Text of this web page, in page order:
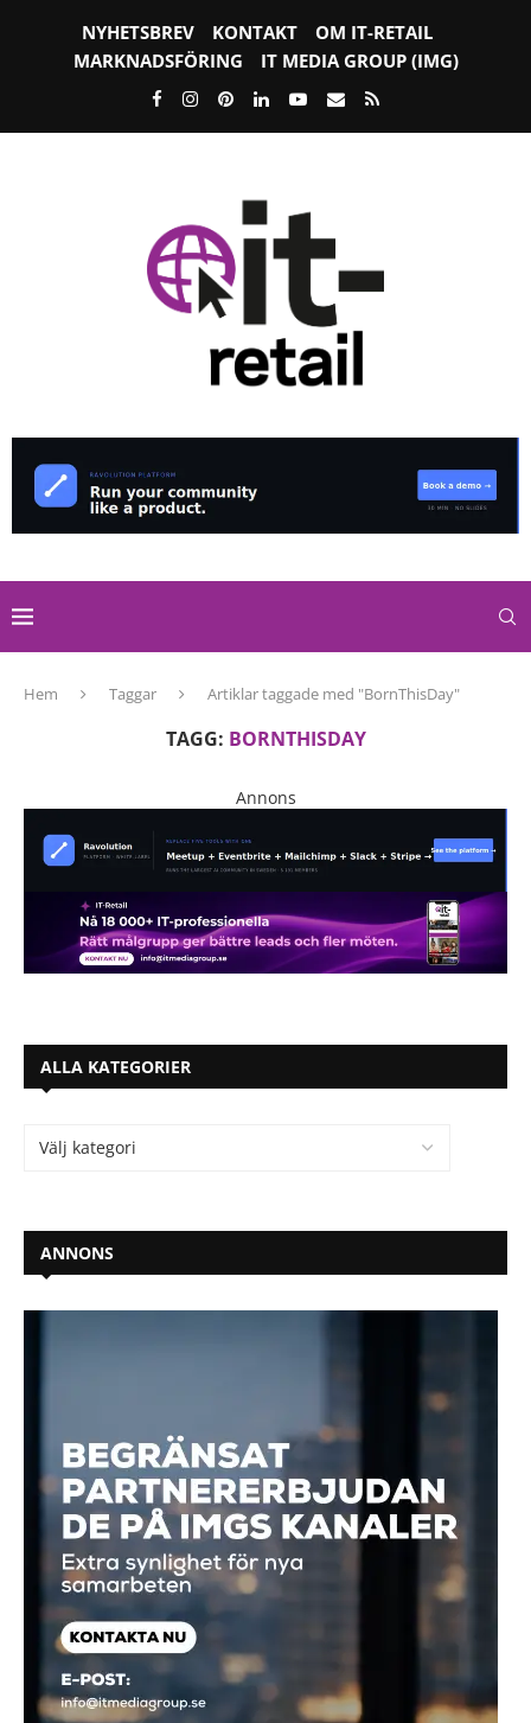
NYHETSBREV KONTAKT
OM IT-RETAIL
MARKNADSFÖRING
IT MEDIA GROUP (IMG)
Hem Taggar Artiklar taggade med "BornThisDay"
TAGG: BORNTHISDAY
Annons
ALLA KATEGORIER
ANNONS